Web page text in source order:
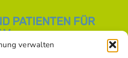
verwalten
PATIENTEN FÜR
[at] bph-online.de